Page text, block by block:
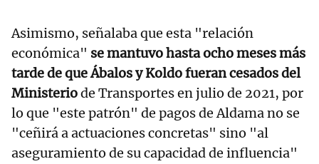
Asimismo, señalaba que esta "relación
económica" se mantuvo hasta ocho meses más
tarde de que Ábalos y Koldo fueran cesados del
Ministeriode Transportes en julio de 2021, por
lo que "este patrón" de pagos de Aldama no se
"ceñirá a actuaciones concretas" sino "al
aseguramiento de su capacidad de influencia"